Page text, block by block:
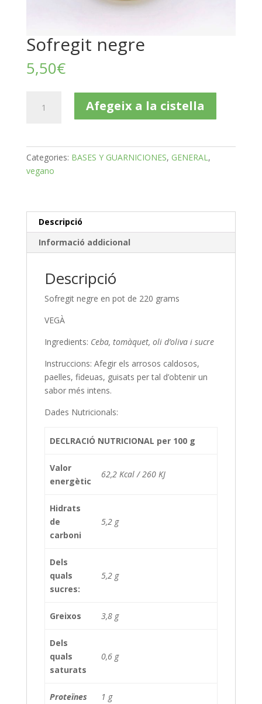
Sofregit negre
5,50€
Afegeix a la cistella
Categories: BASES Y GUARNICIONES, GENERAL,
vegano
Descripció
Informació addicional
Descripció
Sofregit negre en pot de 220 grams
VEGÀ
Ingredients: Ceba, tomàquet, oli d’oliva i sucre
Instruccions: Afegir els arrosos caldosos,
paelles, fideuas, guisats per tal d’obtenir un
sabor més intens.
Dades Nutricionals:
DECLRACIÓ NUTRICIONAL per 100 g
Valor
energètic
62,2 Kcal / 260 KJ
Hidrats
de
carboni
5,2 g
Dels
quals
sucres:
5,2 g
Greixos 3,8 g
Dels
quals
saturats
0,6 g
Proteïnes 1 g